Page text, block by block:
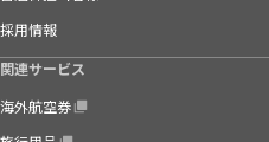
採用情報
関連サービス
海外航空券